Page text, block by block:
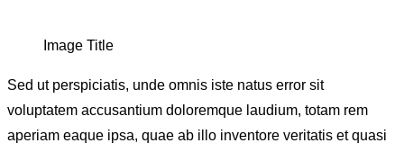
Image Title
Sed ut perspiciatis, unde omnis iste natus error sit
voluptatem accusantium doloremque laudium, totam rem
aperiam eaque ipsa, quae ab illo inventore veritatis et quasi